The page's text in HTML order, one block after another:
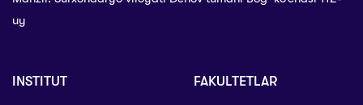
uy
INSTITUT FAKULTETLAR